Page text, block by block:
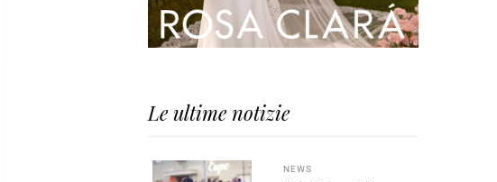
Le ultime notizie
NEWS